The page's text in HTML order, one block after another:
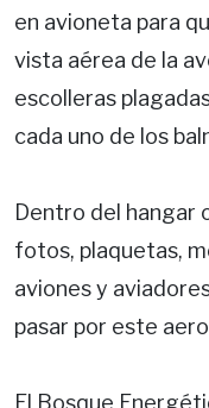
en avioneta para
vista aérea de la
escolleras
cada uno de los
Dentro del hangar
fotos, plaquetas,
aviones y
pasar por este
El Bosque